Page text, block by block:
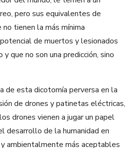
pero sus equivalentes de
tienen la más mínima
de muertos y lesionados
que no son una predicción, sino
de esta dicotomía perversa en la
de drones y patinetas eléctricas,
drones vienen a jugar un papel
desarrollo de la humanidad en
ambientalmente más aceptables